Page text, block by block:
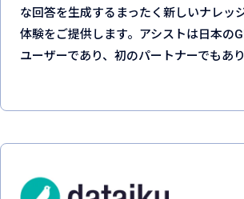
な回答を生成するまったく新しいナレッ
体験をご提供します。アシストは日本の
ユーザーであり、初のパートナーでもあり